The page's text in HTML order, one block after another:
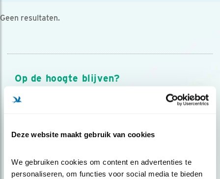
Deze website maakt gebruik van cookies
We gebruiken cookies om content en advertenties te
personaliseren, om functies voor social media te bieden
Geen resultaten.
Op de hoogte blijven?
Meld je aan en ontvang nieuws, inspiratie, acties en tips
over vogels en activiteiten van Vogelbescherming.